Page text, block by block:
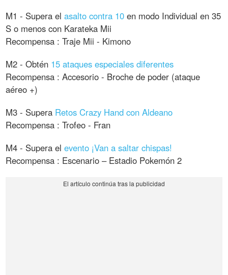
M1 - Supera elasalto contra 10 en modo Individual en 35
S o menos con Karateka Mii
Recompensa : Traje Mii - Kimono
M2 - Obtén 15 ataques especiales diferentes
Recompensa : Accesorio - Broche de poder (ataque
aéreo +)
M3 - Supera Retos Crazy Hand con Aldeano
Recompensa : Trofeo - Fran
M4 - Supera elevento ¡Van a saltar chispas!
Recompensa : Escenario – Estadio Pokemón 2